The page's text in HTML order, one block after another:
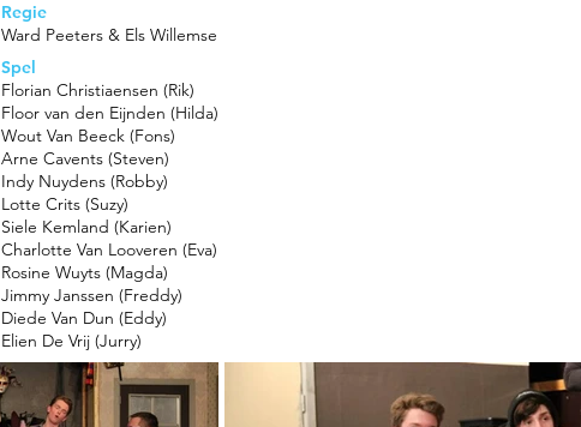
Regie
Ward Peeters & Els Willemse
Spel
Florian Christiaensen (Rik)
Floor van den Eijnden (Hilda)
Wout Van Beeck (Fons)
Arne Cavents (Steven)
Indy Nuydens (Robby)
Lotte Crits (Suzy)
Siele Kemland (Karien)
Charlotte Van Looveren (Eva)
Rosine Wuyts (Magda)
Jimmy Janssen (Freddy)
Diede Van Dun (Eddy)
Elien De Vrij (Jurry)